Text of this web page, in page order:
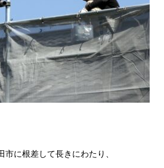
市に根差して長きにわたり、